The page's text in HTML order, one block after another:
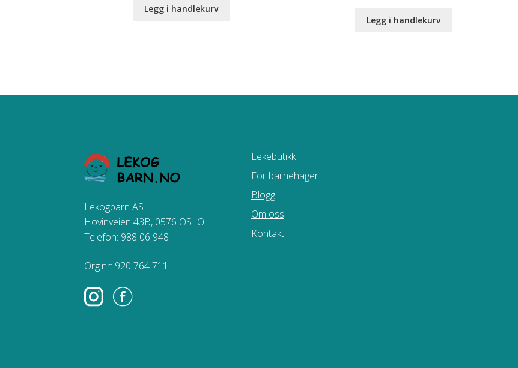
was:
is:
Legg i handlekurv
was:
is:
Legg i handlekurv
Lekogbarn AS
Hovinveien 43B, 0576 OSLO
Telefon: 988 06 948
Org.nr: 920 764 711
Lekebutikk
For barnehager
Blogg
Om oss
Kontakt